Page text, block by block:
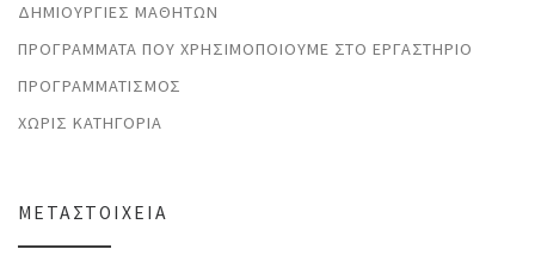
ΔΗΜΙΟΥΡΓΊΕΣ ΜΑΘΗΤΏΝ
ΠΡΟΓΡΆΜΜΑΤΑ ΠΟΥ ΧΡΗΣΙΜΟΠΟΙΟΎΜΕ ΣΤΟ ΕΡΓΑΣΤΉΡΙΟ
ΠΡΟΓΡΑΜΜΑΤΙΣΜΌΣ
ΧΩΡΊΣ ΚΑΤΗΓΟΡΊΑ
ΜΕΤΑΣΤΟΙΧΕΊΑ